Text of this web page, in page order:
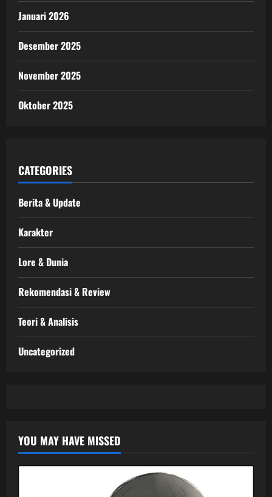
Januari 2026
Desember 2025
November 2025
Oktober 2025
CATEGORIES
Berita & Update
Karakter
Lore & Dunia
Rekomendasi & Review
Teori & Analisis
Uncategorized
YOU MAY HAVE MISSED